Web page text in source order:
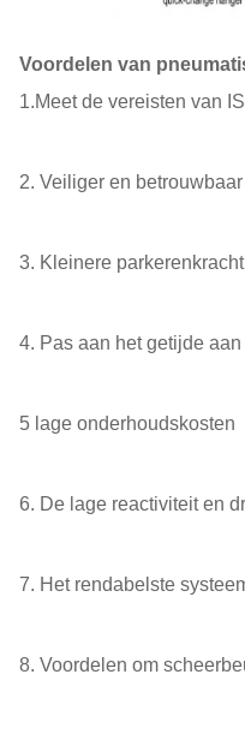
Voordelen van
1.Meet de vereisten van
2. Veiliger en betrouwbaar
3. Kleinere parkerenkracht
4. Pas aan het getijde aan
5 lage onderhoudskosten
6. De lage reactiviteit en
7. Het rendabelste
8. Voordelen om